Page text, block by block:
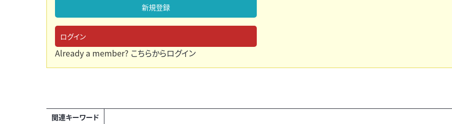
新規登録
ログイン
Already a member? こちらからログイン
関連キーワード